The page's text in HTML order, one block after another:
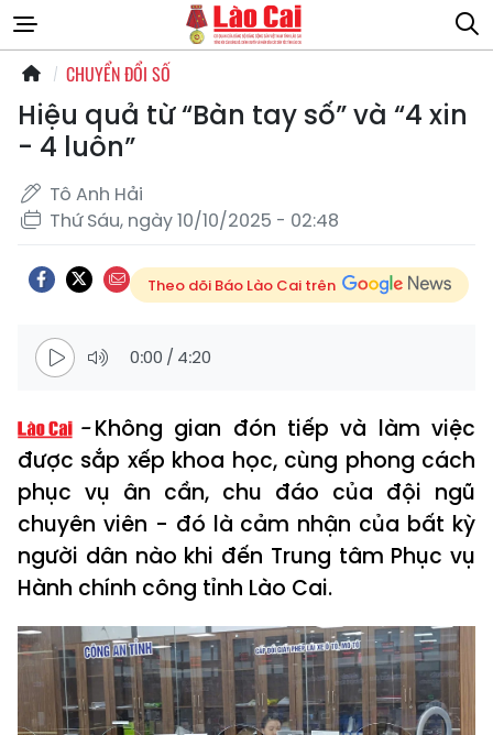
CHUYỂN ĐỔI SỐ
Hiệu quả từ “Bàn tay số” và “4 xin
- 4 luôn”
Tô Anh Hải
Thứ Sáu, ngày 10/10/2025 - 02:48
Theo dõi Báo Lào Cai trên
0:00 / 4:20
Không gian đón tiếp và làm việc
được sắp xếp khoa học, cùng phong cách
phục vụ ân cần, chu đáo của đội ngũ
chuyên viên - đó là cảm nhận của bất kỳ
người dân nào khi đến Trung tâm Phục vụ
Hành chính công tỉnh Lào Cai.